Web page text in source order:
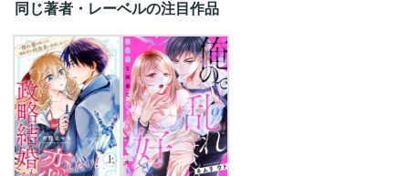
同じ著者・レーベルの注目作品